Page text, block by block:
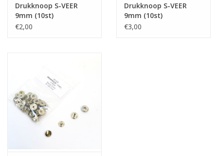
Drukknoop S-VEER
9mm (10st)
€2,00
Drukknoop S-VEER
9mm (10st)
€3,00